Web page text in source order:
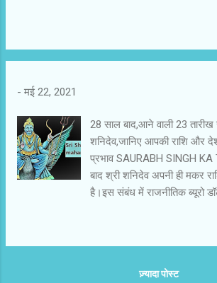
जन्म के समय मुख्य रूप से भादो मास के कृष्ण पक्ष
मनाया जाता है। वसुदेवसुतं देवं कंसचाणूरमर्दनम।
जगद्गुरुम॥ यह मंत्र अपने आप में कृष्ण का पूरा
पुत्र है, महादुष्ट कंश एवं चाणूर को मारने वाले देवकी
अयोध्या/लखनऊ 06 सितम्बर 2023ः- भगवान
आकर्षण है इसलिए कर्षति परमहंसानाम इति कृष्ण...
- मई 22, 2021
28 साल बाद,आने वाली 23
शनिदेव,जानिए आपकी राशि और
प्रभाव SAURABH SINGH
बाद श्री शनिदेव अपनी ही मकर
है।इस संबंध में राजनीतिक ब्यूरो
में गोचर करते हैं तो इसके बहुत
क्योंकि श्री शनिदेव को ज्योतिष में
12 राशियों पर इस परिवर्तन का
ज़्यादा पोस्ट